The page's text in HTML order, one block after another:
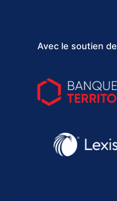
Avec le soutien de